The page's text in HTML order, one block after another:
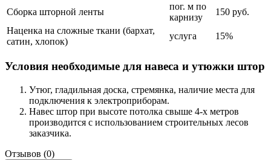
Сборка шторной ленты
пог. м по
карнизу
150 руб.
Наценка на сложные ткани (бархат,
сатин, хлопок)
услуга 15%
Условия необходимые для навеса и утюжки штор
Утюг, гладильная доска, стремянка, наличие места для
подключения к электроприборам.
Навес штор при высоте потолка свыше 4-х метров
производится с использованием строительных лесов
заказчика.
Отзывов (0)